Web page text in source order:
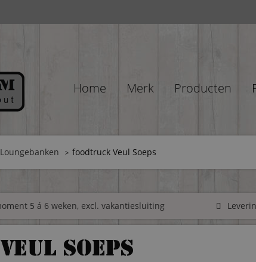
Home Merk Producten
Loungebanken foodtruck Veul Soeps
5 á 6 weken, excl. vakantiesluiting
Soeps